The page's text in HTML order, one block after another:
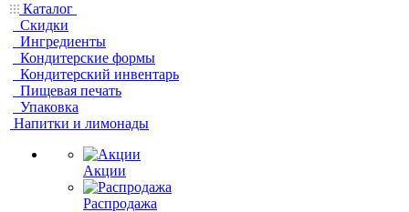
Каталог
Скидки
Ингредиенты
Кондитерские формы
Кондитерский инвентарь
Пищевая печать
Упаковка
Напитки и лимонады
Акции
Распродажа